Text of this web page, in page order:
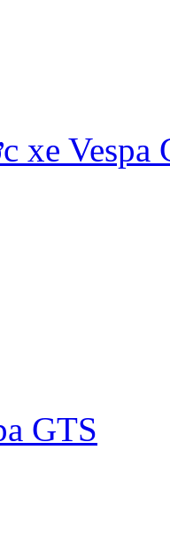
xe Vespa
GTS